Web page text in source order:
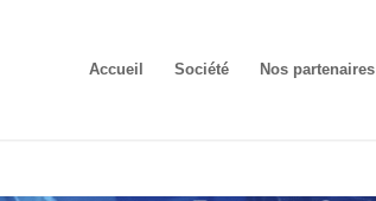
Accueil Société Nos partenaires